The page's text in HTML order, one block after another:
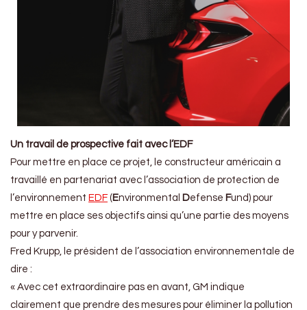
Un travail de prospective fait avec l’EDF
Pour mettre en place ce projet, le constructeur américain a
travaillé en partenariat avec l’association de protection de
l’environnement EDF ( Environmental Defense Fund) pour
mettre en place ses objectifs ainsi qu’une partie des moyens
pour y parvenir.
Fred Krupp, le président de l’association environnementale de
dire :
« Avec cet extraordinaire pas en avant, GM indique
clairement que prendre des mesures pour éliminer la pollution